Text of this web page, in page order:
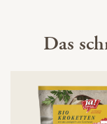
Das